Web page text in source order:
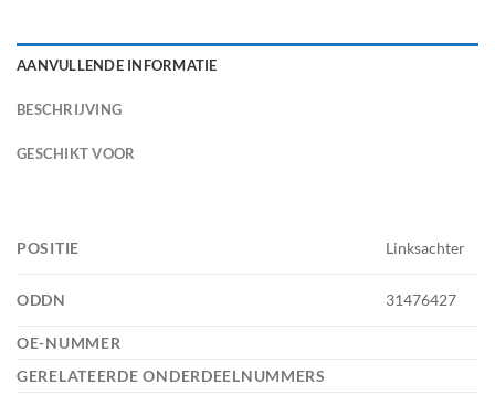
AANVULLENDE INFORMATIE
BESCHRIJVING
GESCHIKT VOOR
POSITIE Linksachter
ODDN 31476427
OE-NUMMER
GERELATEERDE ONDERDEELNUMMERS